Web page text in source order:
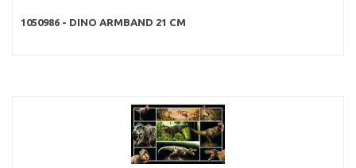
1050986 - DINO ARMBAND 21 CM